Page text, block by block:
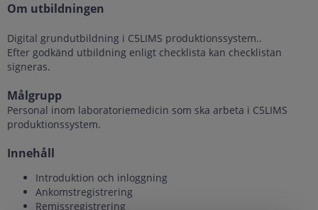
Om utbildningen
Digital grundutbildning i C5LIMS produktionssystem..
Efter godkänd utbildning enligt checklista kan checklistan
signeras.
Målgrupp
Personal inom laboratoriemedicin som ska arbeta i C5LIMS
produktionssystem.
Innehåll
Introduktion och inloggning
Ankomstregistrering
Remissregistrering